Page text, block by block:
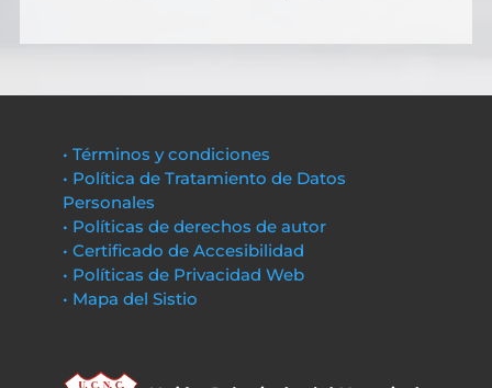
• Términos y condiciones
• Política de Tratamiento de Datos
Personales
• Políticas de derechos de autor
• Certificado de Accesibilidad
• Políticas de Privacidad Web
• Mapa del Sistio